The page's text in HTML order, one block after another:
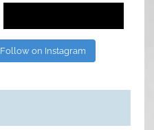
Follow on Instagram